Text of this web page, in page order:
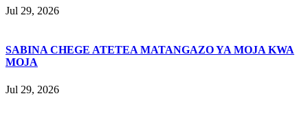
Jul 29, 2026
SABINA CHEGE ATETEA MATANGAZO YA MOJA KWA
MOJA
Jul 29, 2026